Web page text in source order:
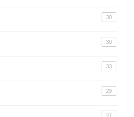
30
30
33
29
27